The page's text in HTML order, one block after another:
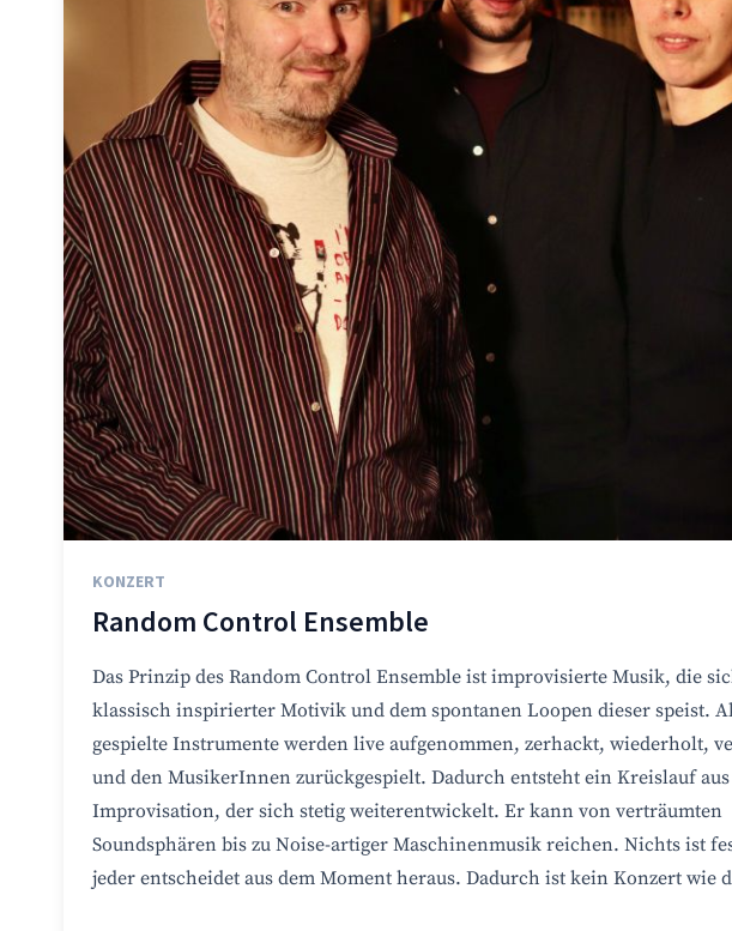
KONZERT
Random Control Ensemble
Das Prinzip des Random Control Ensemble ist improvisierte Musik, die
klassisch inspirierter Motivik und dem spontanen Loopen dieser speist.
gespielte Instrumente werden live aufgenommen, zerhackt, wiederholt,
und den MusikerInnen zurückgespielt. Dadurch entsteht ein Kreislauf aus
Improvisation, der sich stetig weiterentwickelt. Er kann von verträumten
Soundsphären bis zu Noise-artiger Maschinenmusik reichen. Nichts ist
jeder entscheidet aus dem Moment heraus. Dadurch ist kein Konzert wie